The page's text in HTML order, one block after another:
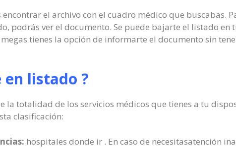
el archivo con el cuadro médico que buscabas.
podrás ver el documento. Se puede bajarte el listado
tienes la opción de informarte el documento sin
en listado ?
la totalidad de los servicios médicos que tienes a tu
clasificación:
hospitales donde ir . En caso de necesitasatención